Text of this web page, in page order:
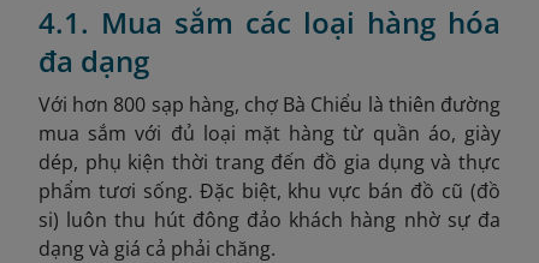
4.1. Mua sắm các loại hàng hóa
đa dạng
Với hơn 800 sạp hàng, chợ Bà Chiểu là thiên đường
mua sắm với đủ loại mặt hàng từ quần áo, giày
dép, phụ kiện thời trang đến đồ gia dụng và thực
phẩm tươi sống. Đặc biệt, khu vực bán đồ cũ (đồ
si) luôn thu hút đông đảo khách hàng nhờ sự đa
dạng và giá cả phải chăng.